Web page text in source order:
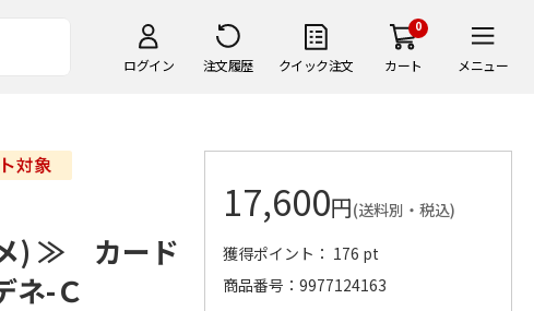
ログイン 注文履歴 クイック注文
0
カート メニュー
) ≫ カード
ネ-Ｃ
17,600円(送料別・税込)
獲得ポイント： 176 pt
商品番号
9977124163